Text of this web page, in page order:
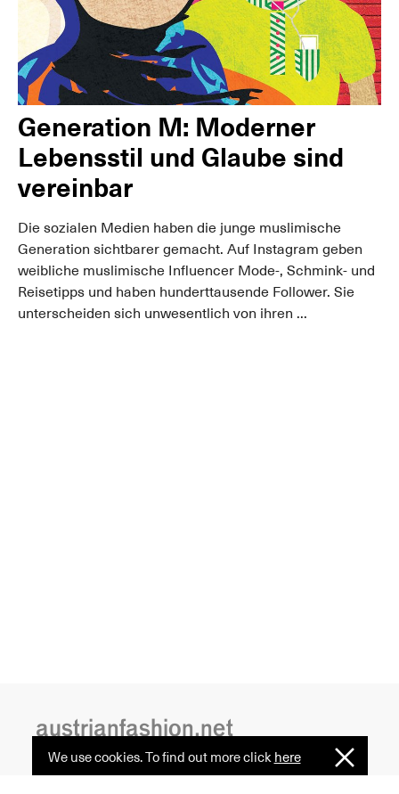
We use cookies. To find out more click
I
here
Generation M: Moderner
Lebensstil und Glaube sind
vereinbar
Die sozialen Medien haben die junge muslimische
Generation sichtbarer gemacht. Auf Instagram geben
weibliche muslimische Influencer Mode-, Schmink- und
Reisetipps und haben hunderttausende Follower. Sie
unterscheiden sich unwesentlich von ihren ...
austrianfashion.net
Embracing curiosity, critical thinking,